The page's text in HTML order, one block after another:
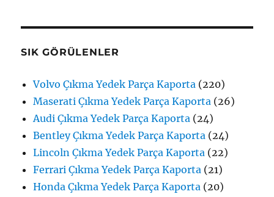
SIK GÖRÜLENLER
Volvo Çıkma Yedek Parça Kaporta (220)
Maserati Çıkma Yedek Parça Kaporta (26)
Audi Çıkma Yedek Parça Kaporta (24)
Bentley Çıkma Yedek Parça Kaporta (24)
Lincoln Çıkma Yedek Parça Kaporta (22)
Ferrari Çıkma Yedek Parça Kaporta (21)
Honda Çıkma Yedek Parça Kaporta (20)